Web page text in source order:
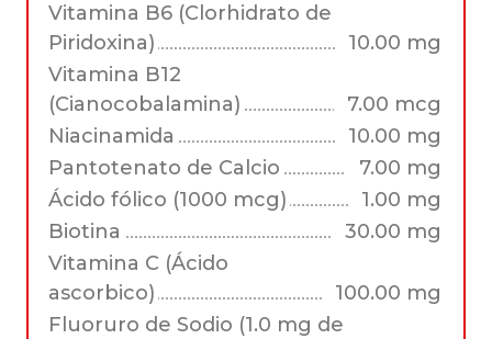
Vitamina B6 (Clorhidrato de
Piridoxina)
10.00 mg
Vitamina B12
(Cianocobalamina)
7.00 mcg
Niacinamida
10.00 mg
Pantotenato de Calcio
7.00 mg
Ácido fólico (1000 mcg)
1.00 mg
Biotina
30.00 mg
Vitamina C (Ácido
ascorbico)
100.00 mg
Fluoruro de Sodio (1.0 mg de